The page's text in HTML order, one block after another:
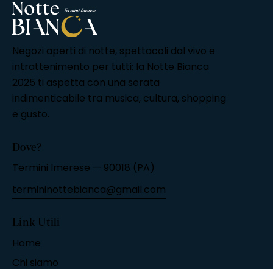
Negozi aperti di notte, spettacoli dal vivo e
intrattenimento per tutti: la Notte Bianca
2025 ti aspetta con una serata
indimenticabile tra musica, cultura, shopping
e gusto.
Dove?
Termini Imerese — 90018 (PA)
termininottebianca@gmail.com
Link Utili
Home
Chi siamo